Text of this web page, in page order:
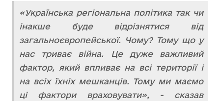
«Українська регіональна політика так чи
інакше буде відрізнятися від
загальноєвропейської. Чому? Тому що у
нас триває війна. Це дуже важливий
фактор, який впливає на всі території і
на всіх їхніх мешканців. Тому ми маємо
ці фактори враховувати», - сказав